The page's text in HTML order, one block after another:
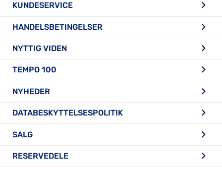
KUNDESERVICE
HANDELSBETINGELSER
NYTTIG VIDEN
TEMPO 100
NYHEDER
DATABESKYTTELSESPOLITIK
SALG
RESERVEDELE